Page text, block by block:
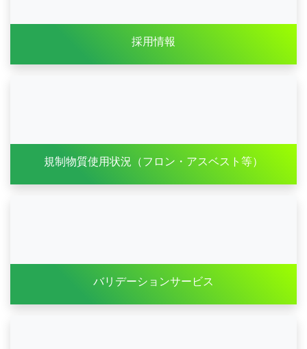
採用情報
規制物質使用状況（フロン・アスベスト等）
バリデーションサービス